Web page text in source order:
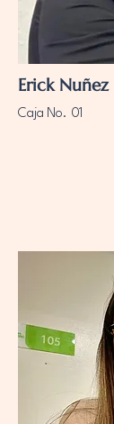
Erick Nuñez
Caja No. 01